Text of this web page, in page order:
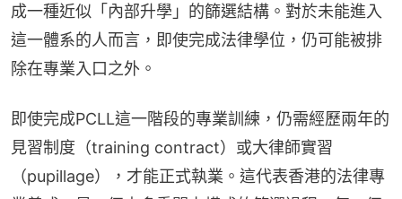
成一種近似「內部升學」的篩選結構。對於未能進入
這一體系的人而言，即使完成法律學位，仍可能被排
除在專業入口之外。
即使完成PCLL這一階段的專業訓練，仍需經歷兩年的
見習制度（training contract）或大律師實習
（pupillage），才能正式執業。這代表香港的法律專